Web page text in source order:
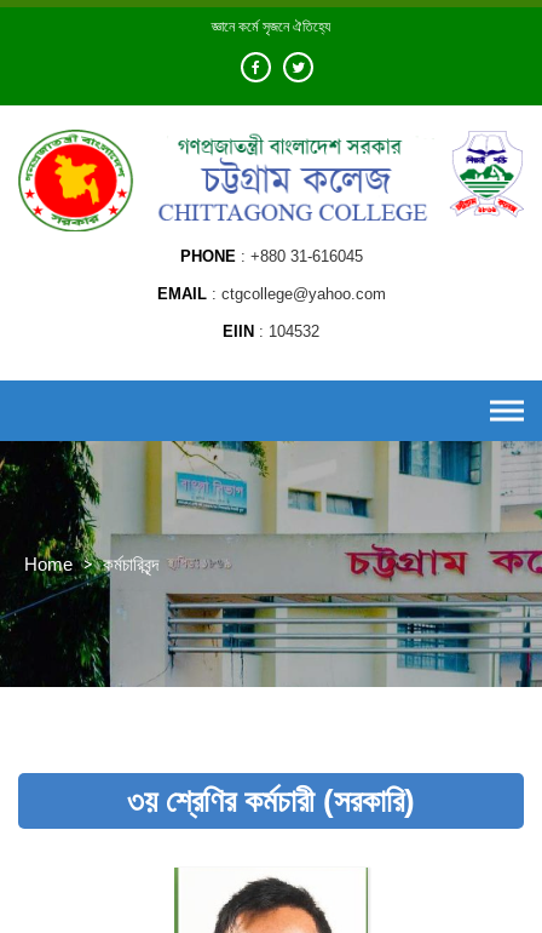
Skip
জ্ঞানে কর্মে সৃজনে ঐতিহ্যে
PHONE +880 31-616045
EMAIL ctgcollege@yahoo.com
EIIN 104532
Home > কর্মচারিবৃন্দ
৩য় শ্রেণির কর্মচারী (সরকারি)